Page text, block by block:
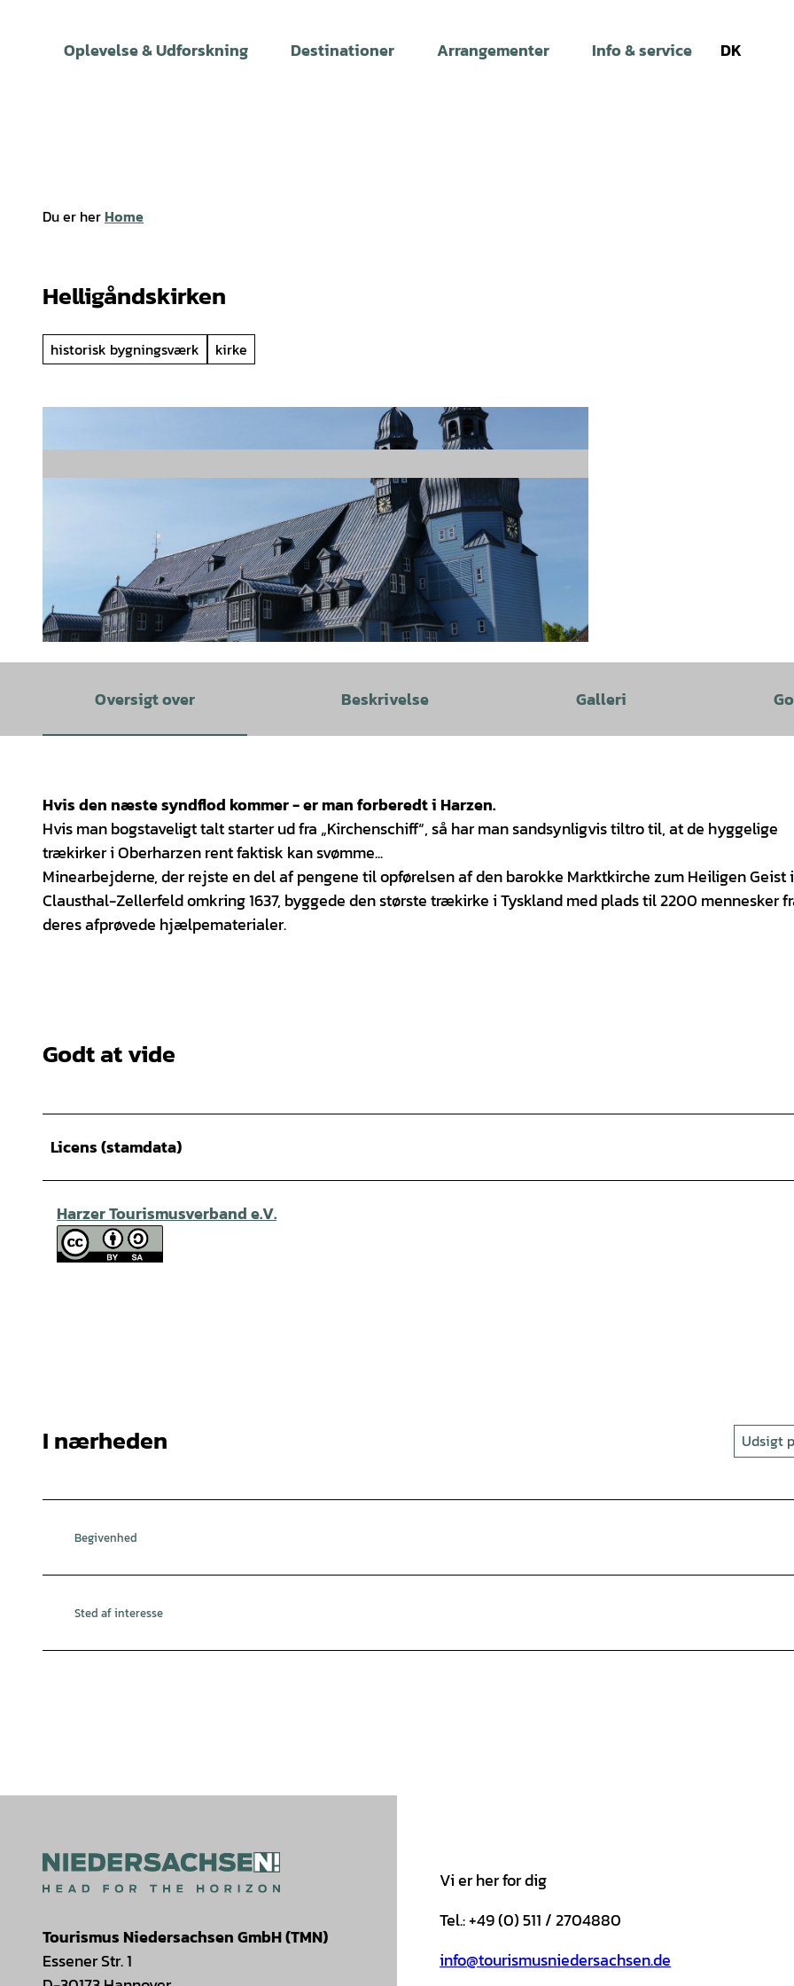
Oplevelse & Udforskning Destinationer Arrangementer Info & service DK
Du er herHome
Helligåndskirken
historisk bygningsværk kirke
Oversigt over Beskrivelse Galleri
Hvis den næste syndflod kommer - er man forberedt i Harzen.
Hvis man bogstaveligt talt starter ud fra „Kirchenschiff“, så har man sandsynligvis tiltro til, at de hyggelige
trækirker i Oberharzen rent faktisk kan svømme...
Minearbejderne, der rejste en del af pengene til opførelsen af den barokke Marktkirche zum Heiligen Geist i
Clausthal-Zellerfeld omkring 1637, byggede den største trækirke i Tyskland med plads til 2200 mennesker
deres afprøvede hjælpematerialer.
Godt at vide
Licens (stamdata)
Harzer Tourismusverband e.V.
I nærheden Udsigt
Begivenhed
Sted af interesse
Tourismus Niedersachsen GmbH (TMN)
Essener Str. 1
Vi er her for dig
Tel.: +49 (0) 511 / 2704880
info@tourismusniedersachsen.de